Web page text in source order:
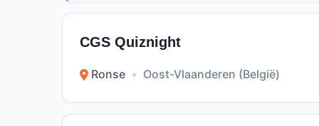
CGS Quiznight
Ronse • Oost-Vlaanderen (België)